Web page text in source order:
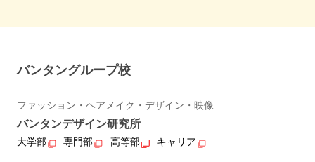
バンタングループ校
ファッション・ヘアメイク・デザイン・映像
バンタンデザイン研究所
大学部 専門部 高等部 キャリア